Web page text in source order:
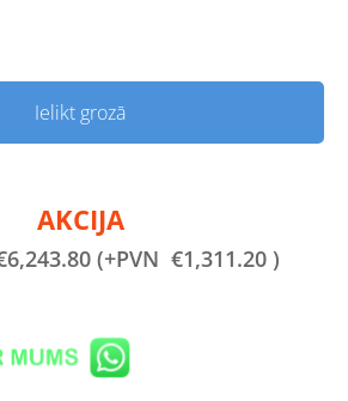
Ielikt grozā
AKCIJA
(+PVN €1,311.20 )